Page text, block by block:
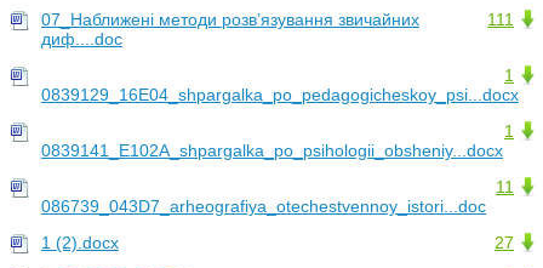
111
07_Наближені методи розв’язування звичайних
диф....doc
1
0839129_16E04_shpargalka_po_pedagogicheskoy_psi...docx
1
0839141_E102A_shpargalka_po_psihologii_obsheniy...docx
11
086739_043D7_arheografiya_otechestvennoy_istori...doc
27
1 (2).docx